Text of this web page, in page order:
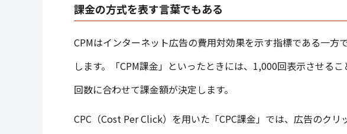
課金の方式を表す言葉でもある
CPMはインターネット広告の費用対効果を示す指標である一方
します。「CPM課金」といったときには、1,000回表示させる
回数に合わせて課金額が決定します。
CPC（Cost Per Click）を用いた「CPC課金」では、広告のク